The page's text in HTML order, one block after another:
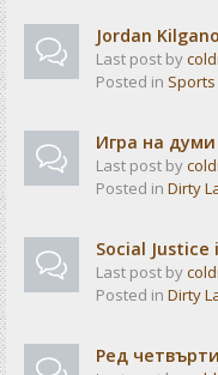
Jordan
Last post by
Posted in
Игра на думи
Last post by
Posted in Dirty
Social
Last post by
Posted in Dirty
Ред четвърти